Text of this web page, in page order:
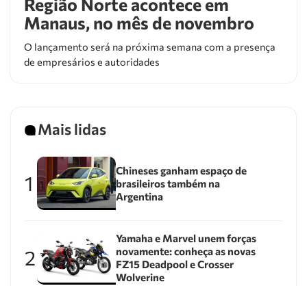
Região Norte acontece em
Manaus, no mês de novembro
O lançamento será na próxima semana com a presença
de empresários e autoridades
Mais lidas
1
Chineses ganham espaço de
brasileiros também na
Argentina
2
Yamaha e Marvel unem forças
novamente: conheça as novas
FZ15 Deadpool e Crosser
Wolverine